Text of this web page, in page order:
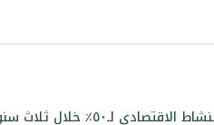
خلال ثلاث سنوات